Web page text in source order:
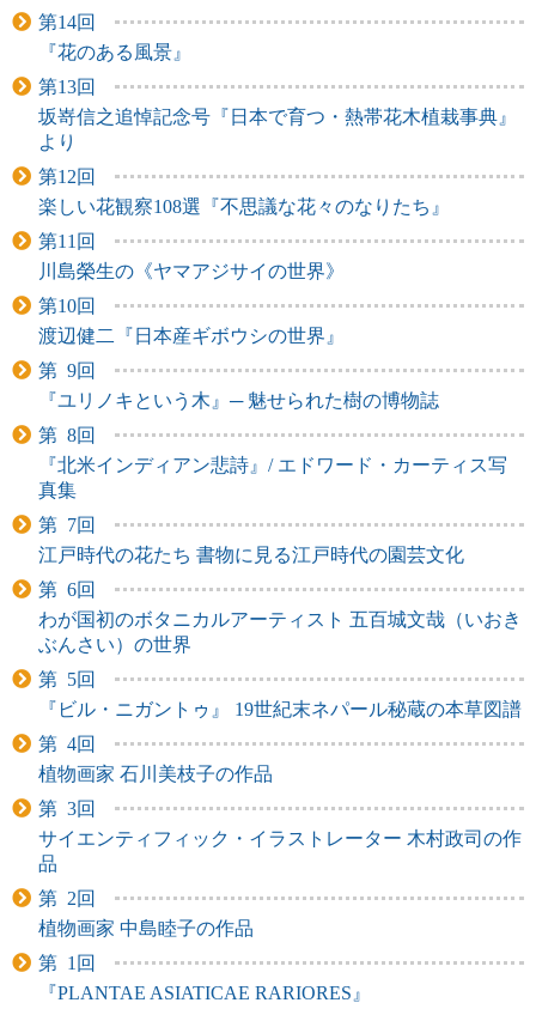
第14回
『花のある風景』
第13回
坂嵜信之追悼記念号『日本で育つ・熱帯花木植栽事典』
より
第12回
楽しい花観察108選『不思議な花々のなりたち』
第11回
川島榮生の《ヤマアジサイの世界》
第10回
渡辺健二『日本産ギボウシの世界』
第 9回
『ユリノキという木』─ 魅せられた樹の博物誌
第 8回
『北米インディアン悲詩』/ エドワード・カーティス写
真集
第 7回
江戸時代の花たち 書物に見る江戸時代の園芸文化
第 6回
わが国初のボタニカルアーティスト 五百城文哉（いおき
ぶんさい）の世界
第 5回
『ビル・ニガントゥ』 19世紀末ネパール秘蔵の本草図譜
第 4回
植物画家 石川美枝子の作品
第 3回
サイエンティフィック・イラストレーター 木村政司の作
品
第 2回
植物画家 中島睦子の作品
第 1回
『PLANTAE ASIATICAE RARIORES』